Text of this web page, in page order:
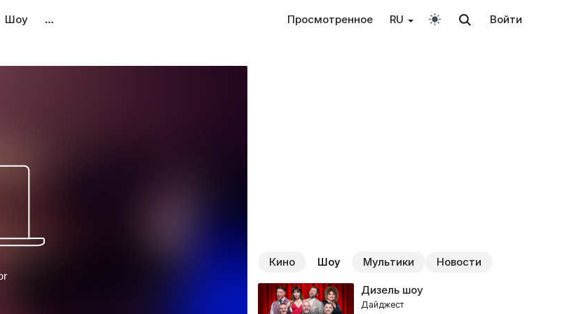
Шоу … Просмотренное RU Войти
Кино Шоу Мультики Новости
Дизель шоу
Дайджест